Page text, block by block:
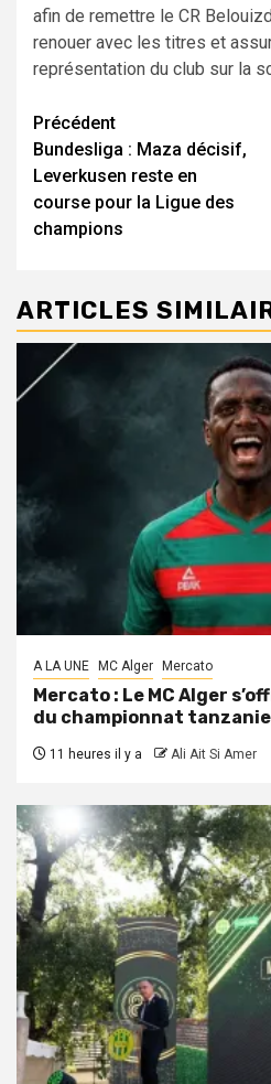
afin de remettre le CR
renouer avec les titres et
représentation du club sur la
Navigation
d’article
Précédent
Bundesliga : Maza décisif,
Leverkusen reste en
course pour la Ligue des
champions
ARTICLES
A LA UNE MC Alger Mercato
Mercato : Le MC Alger
du championnat
11 heures il y a Ali Ait Si Amer